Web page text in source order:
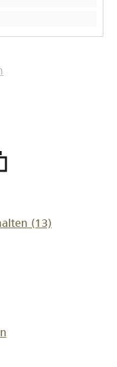
(13)